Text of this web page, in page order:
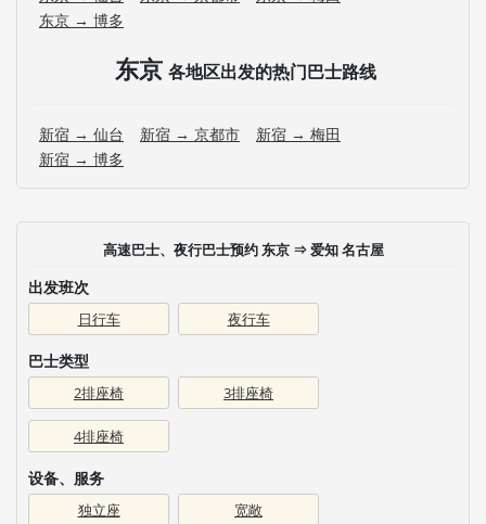
东京 → 博多
东京 各地区出发的热门巴士路线
新宿 → 仙台 新宿 → 京都市
新宿 → 梅田
新宿 → 博多
高速巴士、夜行巴士预约 东京 ⇒ 爱知 名古屋
出发班次
日行车 夜行车
巴士类型
2排座椅 3排座椅
4排座椅
设备、服务
独立座 宽敞